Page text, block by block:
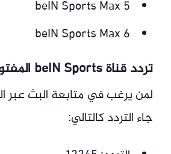
beIN Sports Max 5
beIN Sports Max 6
تردد قناة beIN Sports المفتوحة
لمن يرغب في متابعة البث عبر
جاء التردد كالتالي: